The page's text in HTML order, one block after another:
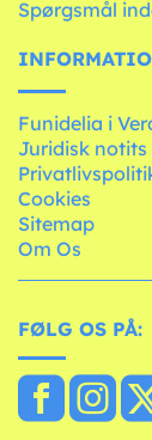
Spørgsmål
Funidelia i
Juridisk notits
Cookies
Sitemap
Om Os
FØLG OS PÅ: